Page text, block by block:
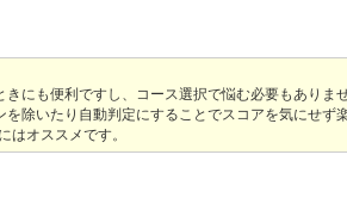
にも便利ですし、コース選択で悩む必要もありませ
除いたり自動判定にすることでスコアを気にせず
はオススメです。